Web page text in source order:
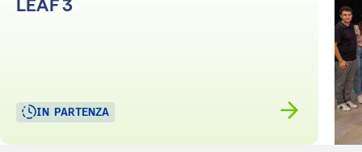
LEAF 3
IN PARTENZA